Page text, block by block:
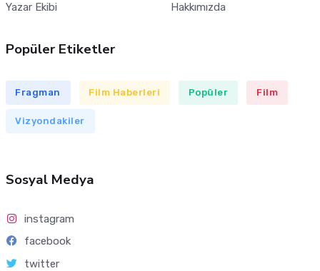
Yazar Ekibi
Hakkımızda
Popüler Etiketler
Fragman Film Haberleri Popüler Film
Vizyondakiler
Sosyal Medya
instagram
facebook
twitter